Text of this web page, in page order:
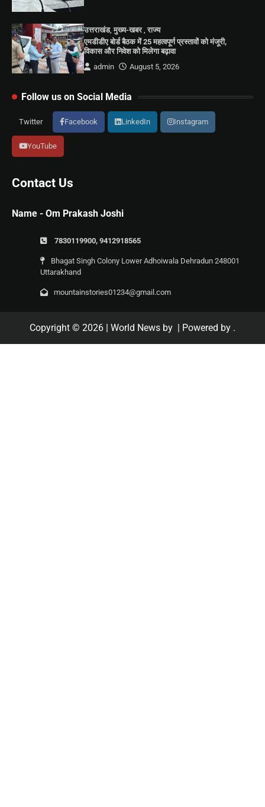
उत्तराखंड,मुख्य-खबर ,राज्य
एमडीडीए बोर्ड बैठक में 25 महत्वपूर्ण प्रस्तावों को मंजूरी,
विकास और निवेश को मिलेगा बढ़ावा
admin
August 5, 2026
Follow us on Social Media
Twitter Facebook LinkedIn Instagram
YouTube
Contact Us
Name - Om Prakash Joshi
7830119900, 9412918565
Bhagat Singh Colony Lower Adhoiwala Dehradun 248001
Uttarakhand
mountainstories01234@gmail.com
Copyright © 2026 | World News by | Powered by .